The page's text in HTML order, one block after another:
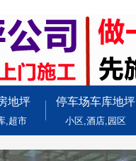
地坪
,超市
停车场车库地坪
小区,酒店,园区